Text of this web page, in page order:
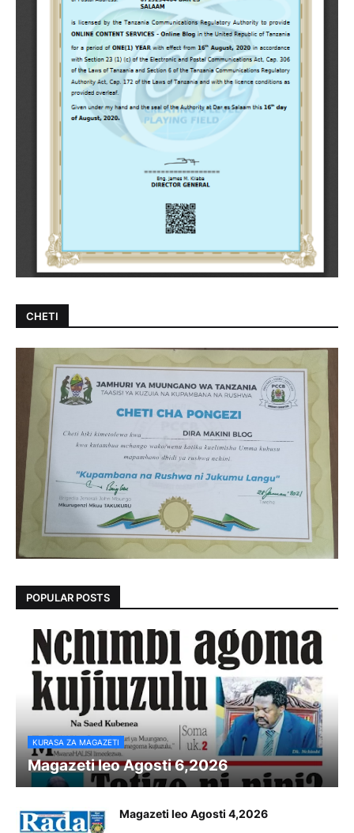
CHETI
POPULAR POSTS
KURASA ZA MAGAZETI
Magazeti leo Agosti 6,2026
Magazeti leo Agosti 4,2026